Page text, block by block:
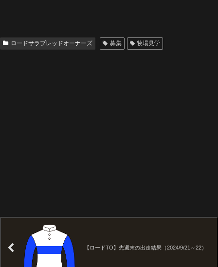
ロードサラブレッドオーナーズ 募集 牧場見学
【ロードTO】先週末の出走結果（2024/9/21～22）